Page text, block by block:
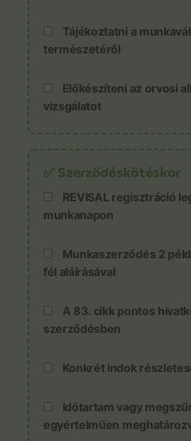
Tájékoztatni a
természetéről
Előkészíteni az orvosi
vizsgálatot
✅ Szerződéskötéskor
REVISAL regisztráció
munkanapon
Munkaszerződés 2
fél aláírásával
A 83. cikk pontos
szerződésben
Konkrét indok
Időtartam vagy
egyértelműen